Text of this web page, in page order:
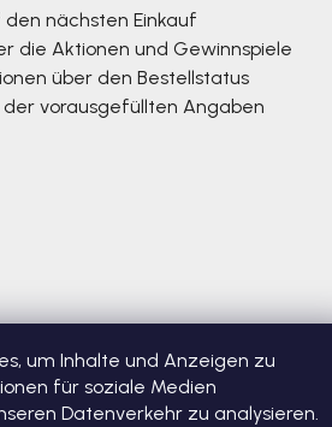
um Inhalte und Anzeigen zu
für soziale Medien
Datenverkehr zu analysieren.
den nächsten Einkauf
die Aktionen und Gewinnspiele
über den Bestellstatus
vorausgefüllten Angaben
Rechte vorbehalten. Cookie-